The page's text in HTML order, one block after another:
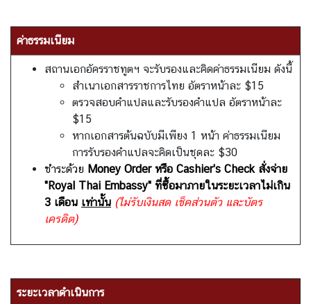
ค่าธรรมเนียม
สถานเอกอัครราชทูตฯ จะรับรองและคิดค่าธรรมเนียม ดังนี้
สำเนาเอกสารราชการไทย อัตราหน้าละ $15
ตรวจสอบคำแปลและรับรองคำแปล อัตราหน้าละ
$15
หากเอกสารต้นฉบับมีเพียง 1 หน้า ค่าธรรมเนียม
การรับรองคำแปลจะคิดเป็นชุดละ $30
ชำระด้วย Money Order หรือ Cashier's Check สั่งจ่าย
"Royal Thai Embassy" ที่ซื้อมาภายในระยะเวลาไม่เกิน
3 เดือน เท่านั้น (ไม่รับเงินสด เช็คส่วนตัว และบัตร
เครดิต)
ระยะเวลาดำเนินการ